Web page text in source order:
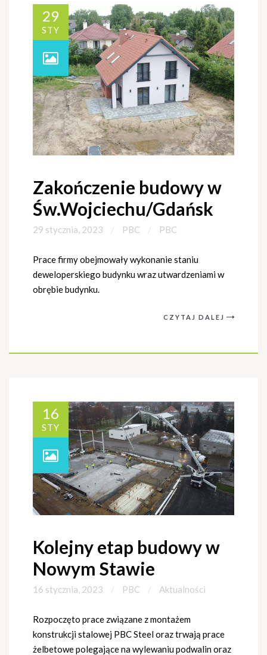
29
STY
Zakończenie budowy w
Św.Wojciechu/Gdańsk
29 stycznia, 2023 PBC PBC
Prace firmy obejmowały wykonanie staniu
deweloperskiego budynku wraz utwardzeniami w
obrębie budynku.
CZYTAJ DALEJ
16
STY
Kolejny etap budowy w
Nowym Stawie
16 stycznia, 2023 PBC Aktualności
Rozpoczęto prace związane z montażem
konstrukcji stalowej PBC Steel oraz trwają prace
żelbetowe polegające na wylewaniu podwalin oraz